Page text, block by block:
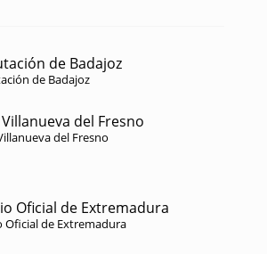
de Badajoz
de Badajoz
del Fresno
del Fresno
Oficial de Extremadura
Oficial de Extremadura